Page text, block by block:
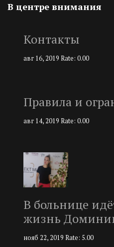
В центре внимания
Контакты
авг 16, 2019 Rate: 0.00
Правила и
авг 14, 2019 Rate: 0.00
В больнице
жизнь
нояб 22, 2019 Rate: 5.00